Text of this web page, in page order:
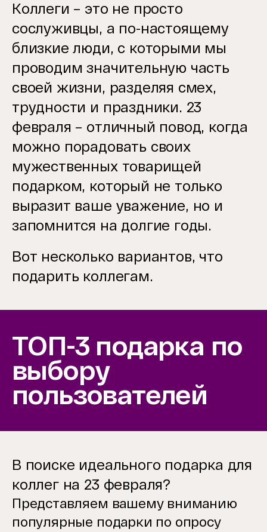
Коллеги – это не просто
сослуживцы, а по-настоящему
близкие люди, с которыми мы
проводим значительную часть
своей жизни, разделяя смех,
трудности и праздники. 23
февраля – отличный повод, когда
можно порадовать своих
мужественных товарищей
подарком, который не только
выразит ваше уважение, но и
запомнится на долгие годы.
Вот несколько вариантов, что
подарить коллегам.
ТОП-3 подарка по
выбору
пользователей
В поиске идеального подарка для
коллег на 23 февраля?
Представляем вашему вниманию
популярные подарки по опросу